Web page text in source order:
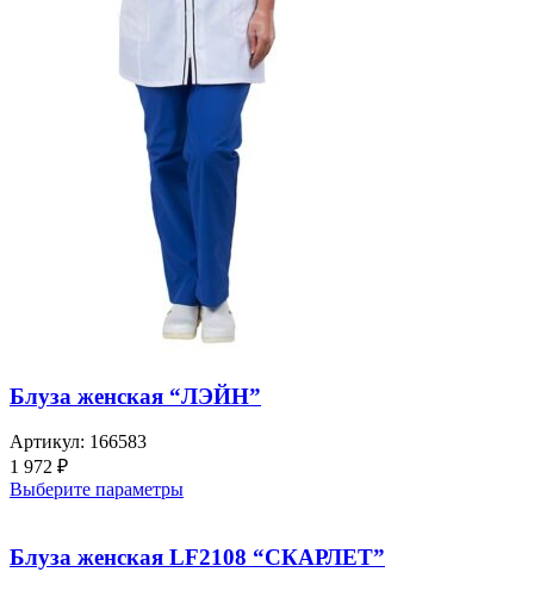
Блуза женская “ЛЭЙН”
Артикул: 166583
1 972 ₽
Выберите параметры
Блуза женская LF2108 “СКАРЛЕТ”